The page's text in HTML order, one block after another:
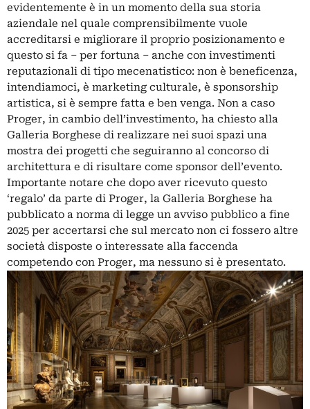
evidentemente è in un momento della sua storia
aziendale nel quale comprensibilmente vuole
accreditarsi e migliorare il proprio posizionamento e
questo si fa – per fortuna – anche con investimenti
reputazionali di tipo mecenatistico: non è beneficenza,
intendiamoci, è marketing culturale, è sponsorship
artistica, si è sempre fatta e ben venga. Non a caso
Proger, in cambio dell’investimento, ha chiesto alla
Galleria Borghese di realizzare nei suoi spazi una
mostra dei progetti che seguiranno al concorso di
architettura e di risultare come sponsor dell’evento.
Importante notare che dopo aver ricevuto questo
‘regalo’ da parte di Proger, la Galleria Borghese ha
pubblicato a norma di legge un avviso pubblico a fine
2025 per accertarsi che sul mercato non ci fossero altre
società disposte o interessate alla faccenda
competendo con Proger, ma nessuno si è presentato.